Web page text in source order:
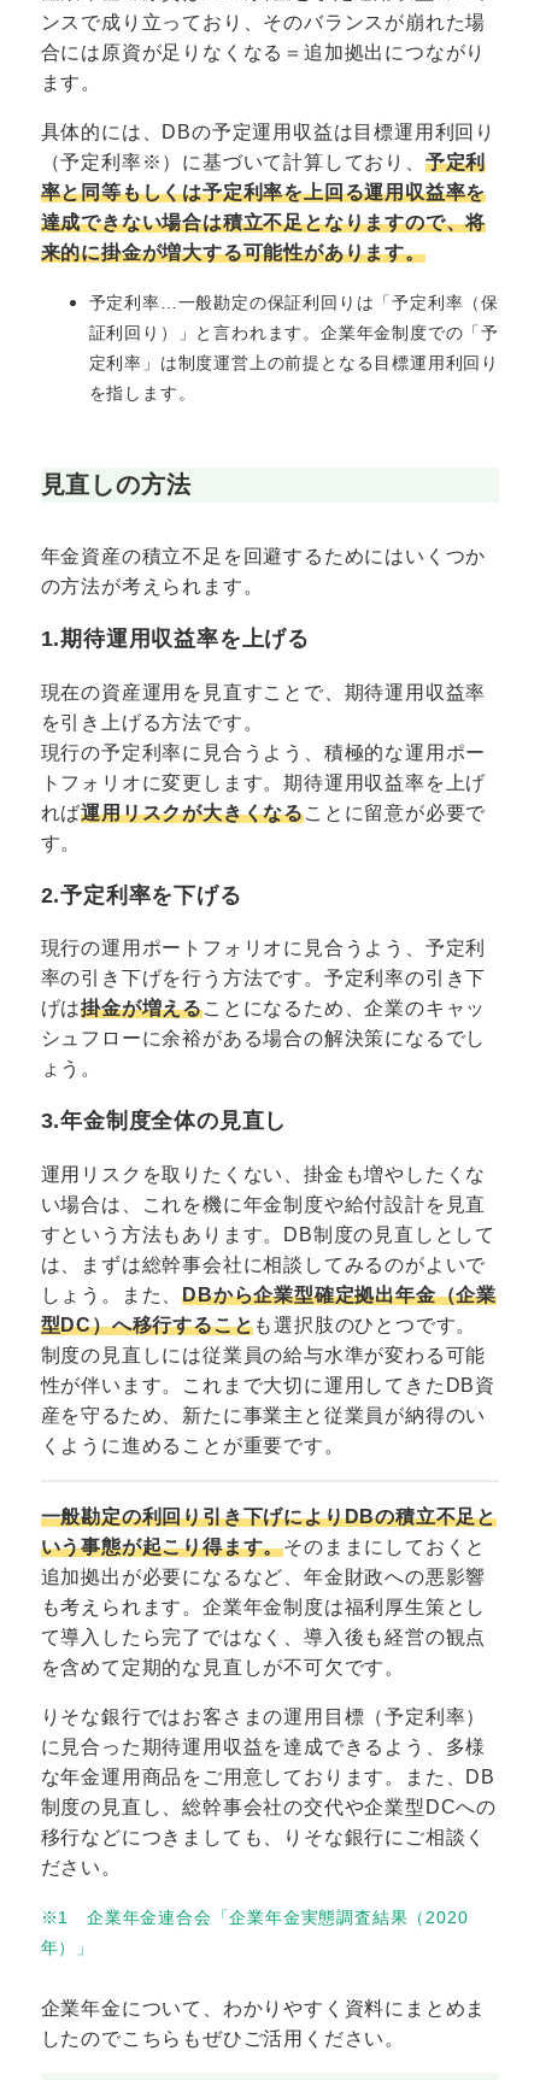
ンスで成り立っており、そのバランスが崩れた場
合には原資が足りなくなる＝追加拠出につながり
ます。
具体的には、DBの予定運用収益は目標運用利回り
（予定利率※）に基づいて計算しており、 予定利
率と同等もしくは予定利率を上回る運用収益率を
達成できない場合は積立不足となりますので、将
来的に掛金が増大する可能性があります。
予定利率…一般勘定の保証利回りは「予定利率（保
証利回り）」と言われます。企業年金制度での「予
定利率」は制度運営上の前提となる目標運用利回り
を指します。
見直しの方法
年金資産の積立不足を回避するためにはいくつか
の方法が考えられます。
1.期待運用収益率を上げる
現在の資産運用を見直すことで、期待運用収益率
を引き上げる方法です。
現行の予定利率に見合うよう、積極的な運用ポー
トフォリオに変更します。期待運用収益率を上げ
れば運用リスクが大きくなることに留意が必要で
す。
2.予定利率を下げる
現行の運用ポートフォリオに見合うよう、予定利
率の引き下げを行う方法です。予定利率の引き下
げは掛金が増えることになるため、企業のキャッ
シュフローに余裕がある場合の解決策になるでし
ょう。
3.年金制度全体の見直し
運用リスクを取りたくない、掛金も増やしたくな
い場合は、これを機に年金制度や給付設計を見直
すという方法もあります。DB制度の見直しとして
は、まずは総幹事会社に相談してみるのがよいで
しょう。また、DBから企業型確定拠出年金（企業
型DC）へ移行することも選択肢のひとつです。
制度の見直しには従業員の給与水準が変わる可能
性が伴います。これまで大切に運用してきたDB資
産を守るため、新たに事業主と従業員が納得のい
くように進めることが重要です。
一般勘定の利回り引き下げによりDBの積立不足と
いう事態が起こり得ます。そのままにしておくと
追加拠出が必要になるなど、年金財政への悪影響
も考えられます。企業年金制度は福利厚生策とし
て導入したら完了ではなく、導入後も経営の観点
を含めて定期的な見直しが不可欠です。
りそな銀行ではお客さまの運用目標（予定利率）
に見合った期待運用収益を達成できるよう、多様
な年金運用商品をご用意しております。また、DB
制度の見直し、総幹事会社の交代や企業型DCへの
移行などにつきましても、りそな銀行にご相談く
ださい。
※1 企業年金連合会「企業年金実態調査結果（2020
年）」
企業年金について、わかりやすく資料にまとめま
したのでこちらもぜひご活用ください。